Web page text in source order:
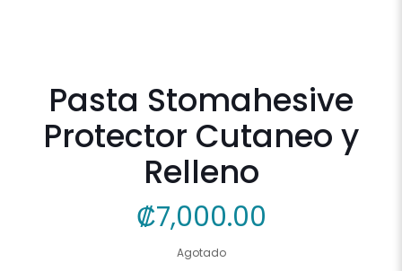
Pasta Stomahesive
Protector Cutaneo y
Relleno
₡7,000.00
Agotado